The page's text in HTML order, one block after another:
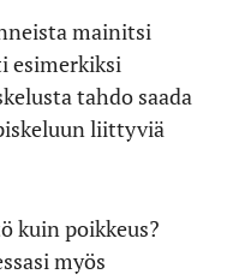
mainitsi
esimerkiksi
tahdo saada
liittyviä
kuin poikkeus?
myös